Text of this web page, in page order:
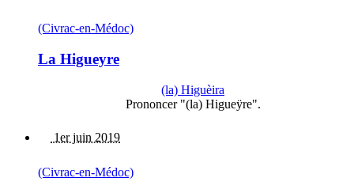
(Civrac-en-Médoc)
La Higueyre
(la) Higuèira
Prononcer "(la) Higueÿre".
1er juin 2019
(Civrac-en-Médoc)